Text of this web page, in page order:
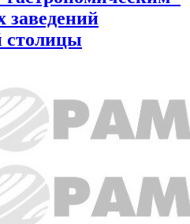
заведений
столицы